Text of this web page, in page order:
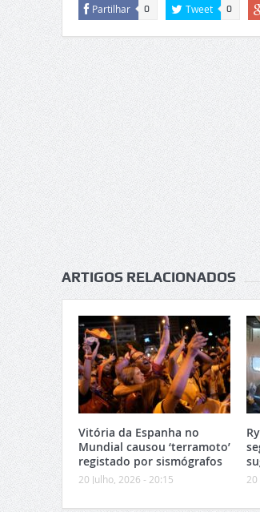
Partilhar 0 Tweet 0
ARTIGOS RELACIONADOS
Vitória da Espanha no
Mundial causou ‘terramoto’
registado por sismógrafos
20 Julho, 2026 - 20:15 20